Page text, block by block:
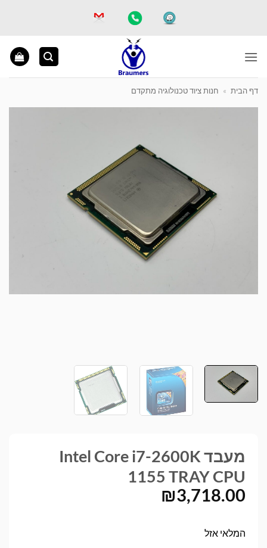
דף הבית » חנות ציוד טכנולוגיה מתקדם
מעבד Intel Core i7-2600K
1155 TRAY CPU
₪3,718.00
המלאי אזל